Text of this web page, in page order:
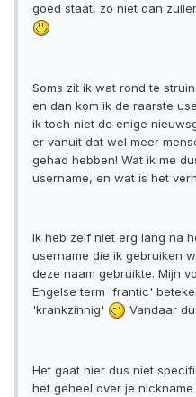
goed staat, zo niet dan
Soms zit ik wat rond te
en dan kom ik de raarste
ik toch niet de enige
er vanuit dat wel meer
gehad hebben! Wat ik me
username, en wat is het
Ik heb zelf niet erg lang na
username die ik gebruiken
deze naam gebruikte. Mijn
Engelse term 'frantic'
'krankzinnig'
Vandaar
Het gaat hier dus niet
het geheel over je